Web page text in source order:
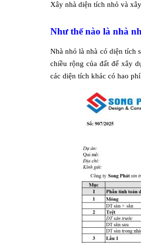
Xây nhà diện tích nhỏ và
Như thế nào là nhà
Nhà nhỏ là nhà có diện tích
chiều rộng của đất để xây
các diện tích khác có hao